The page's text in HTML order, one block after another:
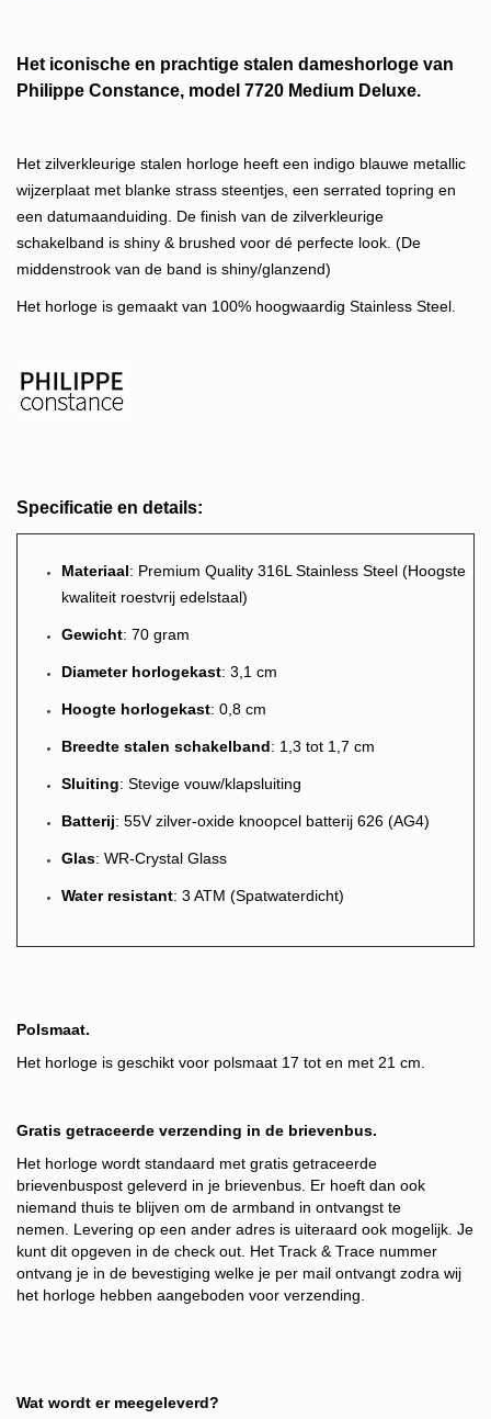
Het iconische en prachtige stalen dameshorloge van
Philippe Constance, model 7720 Medium Deluxe.
Het zilverkleurige stalen horloge heeft een indigo blauwe metallic
wijzerplaat met blanke strass steentjes, een serrated topring en
een datumaanduiding. De finish van de zilverkleurige
schakelband is shiny & brushed voor dé perfecte look. (De
middenstrook van de band is shiny/glanzend)
Het horloge is gemaakt van 100% hoogwaardig Stainless Steel.
Specificatie en details:
Materiaal: Premium Quality 316L Stainless Steel (Hoogste
kwaliteit roestvrij edelstaal)
Gewicht: 70 gram
Diameter horlogekast: 3,1 cm
Hoogte horlogekast: 0,8 cm
Breedte stalen schakelband: 1,3 tot 1,7 cm
Sluiting: Stevige vouw/klapsluiting
Batterij: 55V zilver-oxide knoopcel batterij 626 (AG4)
Glas: WR-Crystal Glass
Water resistant: 3 ATM (Spatwaterdicht)
Polsmaat.
Het horloge is geschikt voor polsmaat 17 tot en met 21 cm.
Gratis getraceerde verzending in de brievenbus.
Het horloge wordt standaard met gratis getraceerde
brievenbuspost geleverd in je brievenbus. Er hoeft dan ook
niemand thuis te blijven om de armband in ontvangst te
nemen. Levering op een ander adres is uiteraard ook mogelijk. Je
kunt dit opgeven in de check out. Het Track & Trace nummer
ontvang je in de bevestiging welke je per mail ontvangt zodra wij
het horloge hebben aangeboden voor verzending.
Wat wordt er meegeleverd?